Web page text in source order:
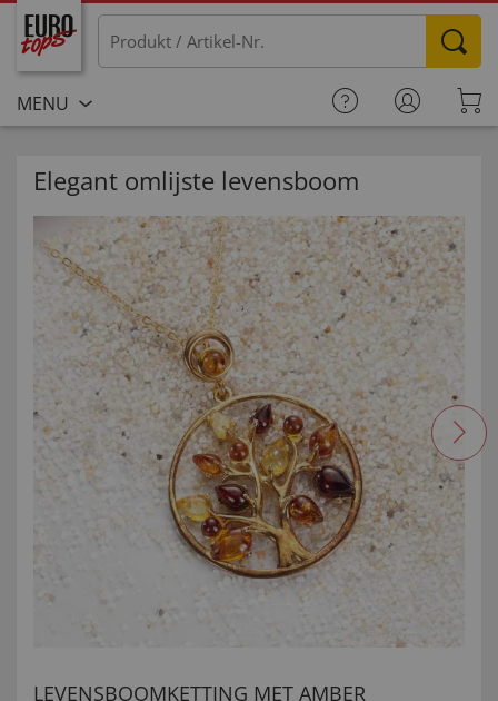
MENU
Elegant omlijste levensboom
LEVENSBOOMKETTING MET AMBER